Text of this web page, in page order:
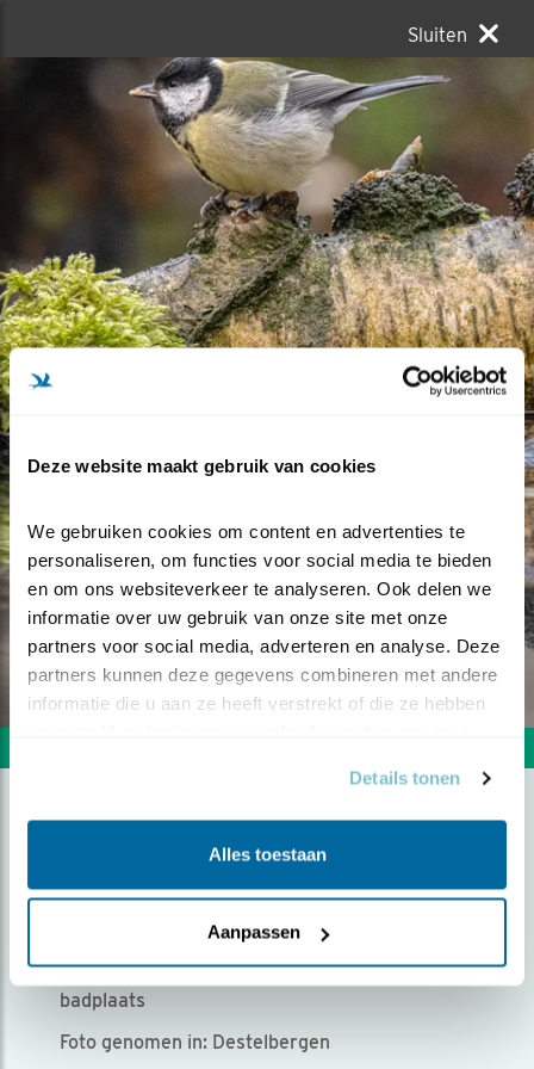
Deze website maakt gebruik van cookies
We gebruiken cookies om content en advertenties te
personaliseren, om functies voor social media te bieden
en om ons websiteverkeer te analyseren. Ook delen we
informatie over uw gebruik van onze site met onze
partners voor social media, adverteren en analyse. Deze
partners kunnen deze gegevens combineren met andere
informatie die u aan ze heeft verstrekt of die ze hebben
Details tonen
Alles toestaan
Aanpassen
Sluiten
KOOLMEES IN DE SPIEGEL
Door Alain Gysels | Geplaatst op vrijdag 12 februari
1644 views
genomen in de tuin in een geimproviseerde
badplaats
Foto genomen in: Destelbergen